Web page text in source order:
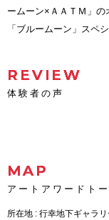
ームーン×ＡＡＴＭ」
「ブルームーン」スペ
REVIEW
体験者の声
MAP
アートアワードト
所在地 : 行幸地下ギャラ